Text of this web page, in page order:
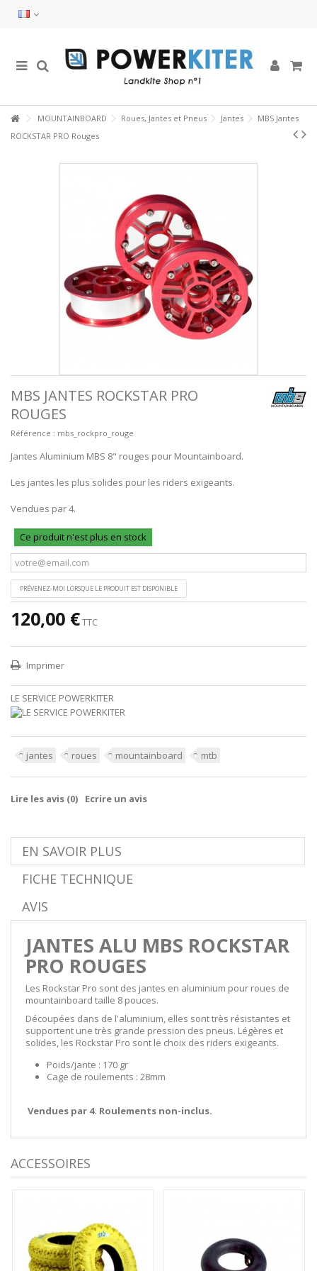
MOUNTAINBOARD Roues, Jantes et Pneus Jantes
MBS Jantes
ROCKSTAR PRO Rouges
MBS JANTES ROCKSTAR PRO
ROUGES
Référence : mbs_rockpro_rouge
Jantes Aluminium MBS 8" rouges pour Mountainboard.
Les jantes les plus solides pour les riders exigeants.
Vendues par 4.
Ce produit n'est plus en stock
PRÉVENEZ-MOI LORSQUE LE PRODUIT EST DISPONIBLE
120,00 €TTC
Imprimer
LE SERVICE POWERKITER
jantes roues mountainboard mtb
Lire les avis (0) Ecrire un avis
EN SAVOIR PLUS
FICHE TECHNIQUE
AVIS
JANTES ALU MBS ROCKSTAR
PRO ROUGES
Les Rockstar Pro sont des jantes en aluminium pour roues de
mountainboard taille 8 pouces.
Découpées dans de l'aluminium, elles sont très résistantes et
supportent une très grande pression des pneus. Légères et
solides, les Rockstar Pro sont le choix des riders exigeants.
Poids/jante : 170 gr
Cage de roulements : 28mm
Vendues par 4. Roulements non-inclus.
ACCESSOIRES